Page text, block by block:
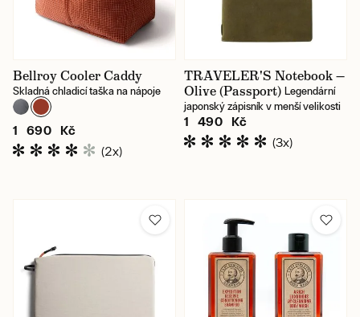
Bellroy Cooler Caddy
Skladná chladicí taška na nápoje
1 690 Kč
(2x)
TRAVELER'S Notebook —
Olive (Passport) Legendární
japonský zápisník v menší velikosti
1 490 Kč
(3x)